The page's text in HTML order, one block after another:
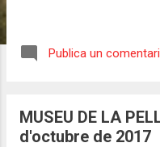
Publica un
MUSEU DE LA
d'octubre de 2017